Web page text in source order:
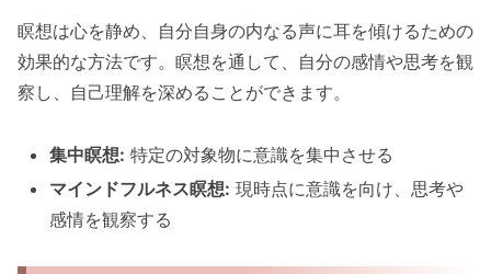
瞑想は心を静め、自分自身の内なる声に耳を傾けるための
効果的な方法です。瞑想を通して、自分の感情や思考を観
察し、自己理解を深めることができます。
集中瞑想: 特定の対象物に意識を集中させる
マインドフルネス瞑想: 現時点に意識を向け、思考や
感情を観察する